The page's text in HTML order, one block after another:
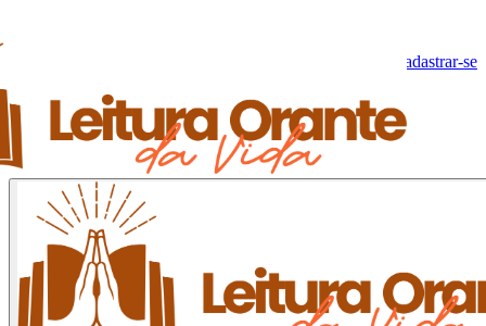
Cadastrar-se